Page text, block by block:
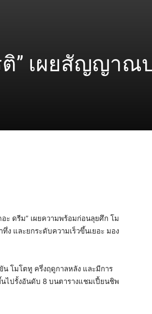
รติ” เผยสัญญาณ
ะ ดรีม” เผยความพร้อมก่อนลุยศึก โม
ง และยกระดับความเร็วขึ้นเยอะ มอง
โมโตทู ครึ่งฤดูกาลหลัง และมีการ
นไปรั้งอันดับ 8 บนตารางแชมเปี้ยนชิพ